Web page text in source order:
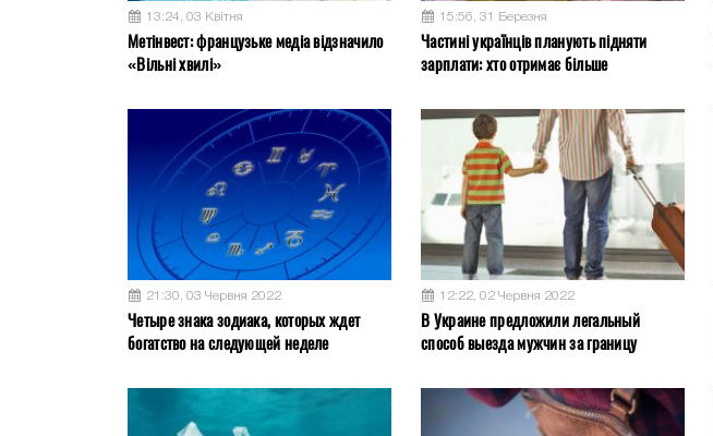
13:24, 03 Квітня
Метінвест: французьке медіа відзначило
«Вільні хвилі»
15:56, 31 Березня
Частині українців планують підняти
зарплати: хто отримає більше
21:30, 03 Червня 2022
Четыре знака зодиака, которых ждет
богатство на следующей неделе
12:22, 02 Червня 2022
В Украине предложили легальный
способ выезда мужчин за границу